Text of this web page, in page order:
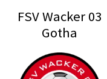
FSV Wacker 03
Gotha